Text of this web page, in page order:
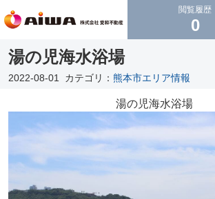
閲覧履歴
0
湯の児海水浴場
2022-08-01 カテゴリ： 熊本市エリア情報
湯の児海水浴場